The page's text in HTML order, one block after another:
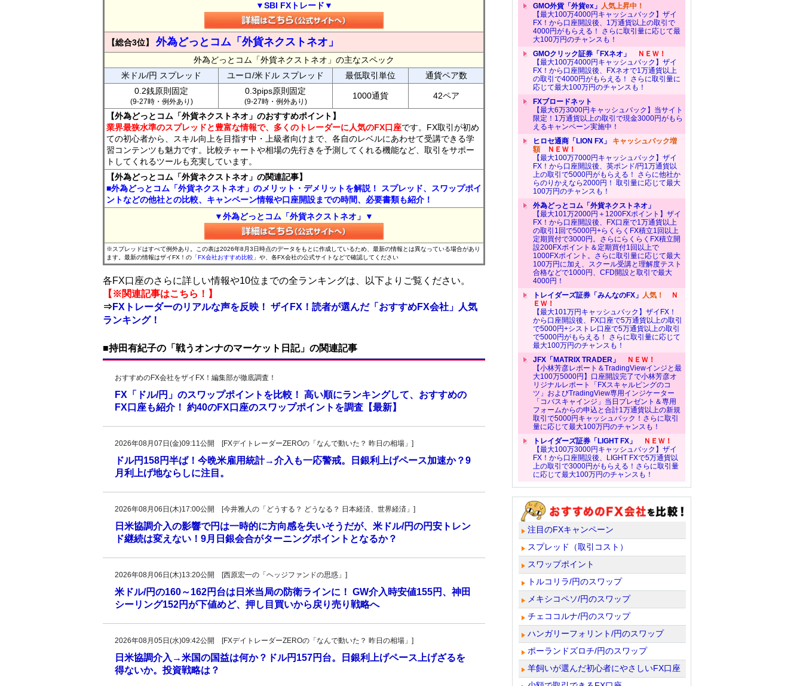
▼SBI FXトレード▼
【総合3位】 外為どっとコム「外貨ネクストネオ」
外為どっとコム「外貨ネクストネオ」の主なスペック
米ドル/円 スプレッド
ユーロ/米ドル スプレッド 最低取引単位
通貨ペア数
0.2銭原則固定
(9-27時・例外あり)
0.3pips原則固定
(9-27時・例外あり)
1000通貨 42ペア
【外為どっとコム「外貨ネクストネオ」のおすすめポイント】
業界最狭水準のスプレッドと豊富な情報で、多くのトレーダーに人気のFX口座です。FX取引が初め
ての初心者から、スキル向上を目指す中・上級者向けまで、各自のレベルにあわせて受講できる学
習コンテンツも魅力です。比較チャートや相場の先行きを予測してくれる機能など、取引をサポー
トしてくれるツールも充実しています。
【外為どっとコム「外貨ネクストネオ」の関連記事】
■外為どっとコム「外貨ネクストネオ」のメリット・デメリットを解説！ スプレッド、スワップポイ
ントなどの他社との比較、キャンペーン情報や口座開設までの時間、必要書類も紹介！
▼外為どっとコム「外貨ネクストネオ」▼
※スプレッドはすべて例外あり。この表は2026年8月3日時点のデータをもとに作成しているため、最新の情報とは異なっている場合があり
ます。最新の情報はザイFX！の 「FX会社おすすめ比較」 や、各FX会社の公式サイトなどで確認してください
各FX口座のさらに詳しい情報や10位までの全ランキングは、以下よりご覧ください。
【※関連記事はこちら！】
⇒FXトレーダーのリアルな声を反映！ ザイFX！読者が選んだ「おすすめFX会社」人気
ランキング！
■持田有紀子の「戦うオンナのマーケット日記」の関連記事
おすすめのFX会社をザイFX！編集部が徹底調査！
FX「ドル/円」のスワップポイントを比較！ 高い順にランキングして、おすすめの
FX口座も紹介！ 約40のFX口座のスワップポイントを調査【最新】
2026年08月07日(金)09:11公開 [FXデイトレーダーZEROの「なんで動いた？ 昨日の相場」]
ドル円158円半ば！今晩米雇用統計→介入も一応警戒。日銀利上げペース加速か？9
月利上げ地ならしに注目。
2026年08月06日(木)17:00公開 [今井雅人の「どうする？ どうなる？ 日本経済、世界経済」]
日米協調介入の影響で円は一時的に方向感を失いそうだが、米ドル/円の円安トレン
ド継続は変えない！9月日銀会合がターニングポイントとなるか？
2026年08月06日(木)13:20公開 [西原宏一の「ヘッジファンドの思惑」]
米ドル/円の160～162円台は日米当局の防衛ラインに！ GW介入時安値155円、神田
シーリング152円が下値めど、押し目買いから戻り売り戦略へ
2026年08月05日(水)09:42公開 [FXデイトレーダーZEROの「なんで動いた？ 昨日の相場」]
日米協調介入→米国の国益は何か？ドル円157円台。日銀利上げペース上げざるを
得ないか。投資戦略は？
GMO外貨「外貨ex」 人気上昇中！
【最大100万4000円キャッシュバック】ザイ
FX！から口座開設後、1万通貨以上の取引で
4000円がもらえる！ さらに取引量に応じて最
大100万円のチャンスも！
GMOクリック証券「FXネオ」
ＮＥＷ！
【最大100万4000円キャッシュバック】ザイ
FX！から口座開設後、FXネオで1万通貨以上
の取引で4000円がもらえる！ さらに取引量に
応じて最大100万円のチャンスも！
FXブロードネット
【最大6万3000円キャッシュバック】当サイト
限定！1万通貨以上の取引で現金3000円がもら
えるキャンペーン実施中！
ヒロセ通商「LION FX」 キャッシュバック増
額ＮＥＷ！
【最大100万7000円キャッシュバック】ザイ
FX！から口座開設後、英ポンド/円1万通貨以
上の取引で5000円がもらえる！ さらに他社か
らのりかえなら2000円！ 取引量に応じて最大
100万円のチャンスも！
外為どっとコム「外貨ネクストネオ」
【最大101万2000円＋1200FXポイント】ザイ
FX！から口座開設後、FX口座で1万通貨以上
の取引1回で5000円+らくらくFX積立1回以上
定期買付で3000円。さらにらくらくFX積立開
設200FXポイント＆定期買付1回以上で
1000FXポイント。さらに取引量に応じて最大
100万円に加え、スクール受講と理解度テスト
合格などで1000円、CFD開設と取引で最大
4000円！
トレイダーズ証券「みんなのFX」 人気！
Ｎ
ＥＷ！
【最大101万円キャッシュバック】ザイFX！
から口座開設後、FX口座で5万通貨以上の取引
で5000円+シストレ口座で5万通貨以上の取引
で5000円がもらえる！ さらに取引量に応じて
最大100万円のチャンスも！
JFX「MATRIX TRADER」
ＮＥＷ！
【小林芳彦レポート＆TradingViewインジと最
大100万5000円】口座開設完了で小林芳彦オ
リジナルレポート「FXスキャルピングのコ
ツ」およびTradingView専用インジケーター
「コバスキャインジ」当日プレゼント＆専用
フォームからの申込と合計1万通貨以上の新規
取引で5000円キャッシュバック！さらに取引
量に応じて最大100万円のチャンスも！
トレイダーズ証券「LIGHT FX」
ＮＥＷ！
【最大100万3000円キャッシュバック】ザイ
FX！から口座開設後、LIGHT FXで5万通貨以
上の取引で3000円がもらえる！さらに取引量
に応じて最大100万円のチャンスも！
注目のFXキャンペーン
スプレッド（取引コスト）
スワップポイント
トルコリラ/円のスワップ
メキシコペソ/円のスワップ
チェココルナ/円のスワップ
ハンガリーフォリント/円のスワップ
ポーランドズロチ/円のスワップ
羊飼いが選んだ初心者にやさしいFX口座